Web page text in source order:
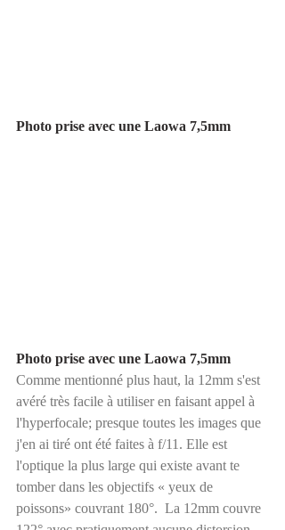
Photo prise avec une Laowa 7,5mm
Photo prise avec une Laowa 7,5mm
Comme mentionné plus haut, la 12mm s'est
avéré très facile à utiliser en faisant appel à
l'hyperfocale; presque toutes les images que
j'en ai tiré ont été faites à f/11. Elle est
l'optique la plus large qui existe avant te
tomber dans les objectifs « yeux de
poissons» couvrant 180°.  La 12mm couvre